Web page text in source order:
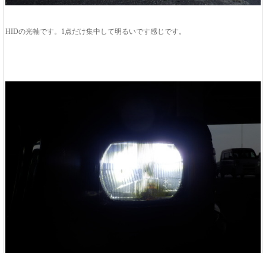
HIDの光軸です。1点だけ集中して明るいです感じです。